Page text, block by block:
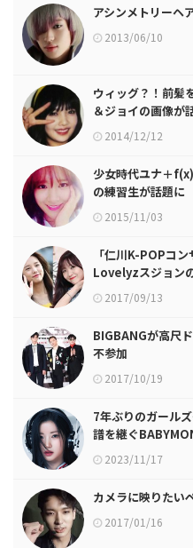
アシンメトリーヘ
2013/06/10
ウィッグ？！前髪
＆ジョイの画像が
2014/12/12
少女時代ユナ＋
の練習生が話題に
2015/11/03
「仁川K-POPコ
Lovelyzスジョン
2017/09/13
BIGBANGが高尺
不参加
2017/10/19
7年ぶりのガール
譜を継ぐ
フィルム公開！
2023/11/17
カメラに映りたい
2017/01/16